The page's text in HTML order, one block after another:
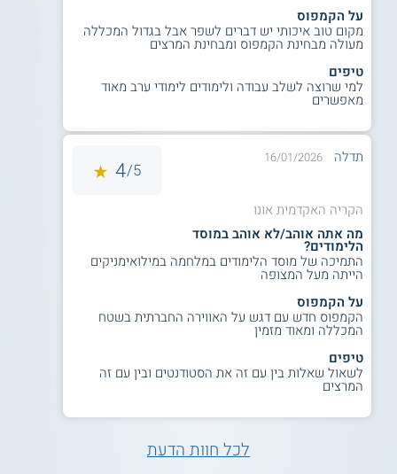
על הקמפוס
מקום טוב איכותי יש דברים לשפר אבל בגדול המכללה
מעולה מבחינת הקמפוס ומבחינת המרצים
טיפים
למי שרוצה לשלב עבודה ולימודים לימודי ערב מאוד
מאפשרים
תדלה 16/01/2026
5/
4
הקריה האקדמית אונו
מה אתה אוהב/לא אוהב במוסד
הלימודים?
התמיכה של מוסד הלימודים במלחמה במילואימניקים
הייתה מעל המצופה
על הקמפוס
הקמפוס חדש עם דגש על האווירה החברתית בשטח
המכללה ומאוד מזמין
טיפים
לשאול שאלות בין עם זה את הסטודנטים ובין עם זה
המרצים
לכל חוות הדעת